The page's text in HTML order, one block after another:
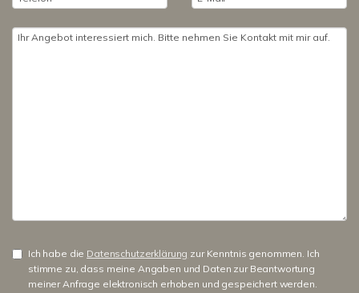
Ich habe die Datenschutzerklärung zur Kenntnis genommen. Ich
stimme zu, dass meine Angaben und Daten zur Beantwortung
meiner Anfrage elektronisch erhoben und gespeichert werden.